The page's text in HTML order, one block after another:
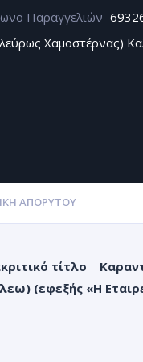
Παραγγελιών
Χαμοστέρνας)
ΑΠΟΡΥΤΟΥ
τίτλο
) (εφεξής «Η